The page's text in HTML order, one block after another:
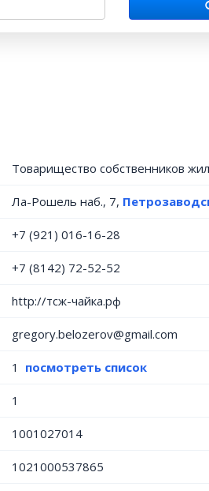
Товарищество собственников
Ла-Рошель наб., 7,
+7 (921) 016-16-28
+7 (8142) 72-52-52
http://тсж-чайка.рф
gregory.belozerov@gmail.com
1 посмотреть список
1
1001027014
1021000537865